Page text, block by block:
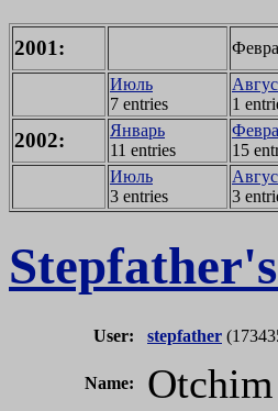
2001:
Июль
7 entries
1
2002:
Январь
11 entries
15
Июль
3 entries
3
User: stepfather
Name: Otchim